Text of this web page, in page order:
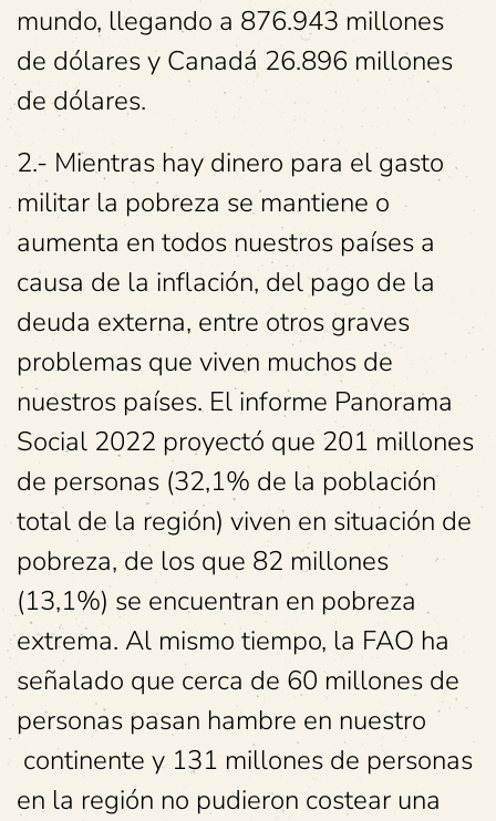
mundo, llegando a 876.943 millones
de dólares y Canadá 26.896 millones
de dólares.
2.- Mientras hay dinero para el gasto
militar la pobreza se mantiene o
aumenta en todos nuestros países a
causa de la inflación, del pago de la
deuda externa, entre otros graves
problemas que viven muchos de
nuestros países. El informe Panorama
Social 2022 proyectó que 201 millones
de personas (32,1% de la población
total de la región) viven en situación de
pobreza, de los que 82 millones
(13,1%) se encuentran en pobreza
extrema. Al mismo tiempo, la FAO ha
señalado que cerca de 60 millones de
personas pasan hambre en nuestro
continente y 131 millones de personas
en la región no pudieron costear una